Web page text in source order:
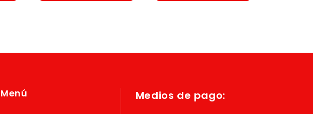
Menú Medios de pago: